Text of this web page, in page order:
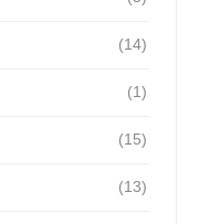
(14)
(1)
(15)
(13)